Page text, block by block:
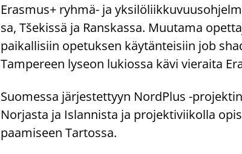
Eras­mus+ ryhmä-​ ja
sa, Tšekissä ja Rans­kas­sa. Muu­ta­ma
pai­kal­li­siin ope­tuk­sen käy­tän­tei­siin job
Tam­pe­reen ly­seon lu­kios­sa kävi vie­rai­ta
Suo­mes­sa jär­jes­tet­tyyn NordPlus -​
Nor­jas­ta ja Is­lan­nis­ta ja pro­jek­ti­vii­kol­la
paa­mi­seen Tar­tos­sa.